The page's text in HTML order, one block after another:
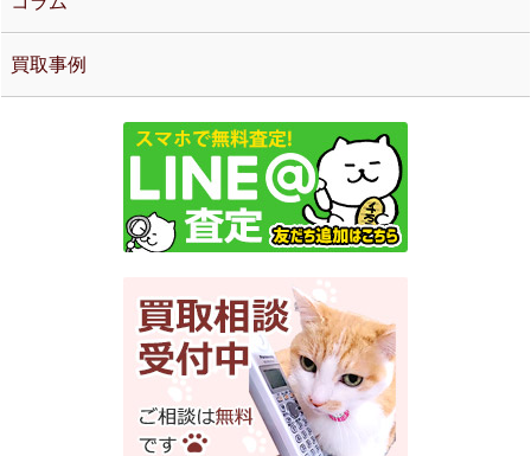
買取事例